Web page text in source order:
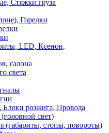
Стяжки груза
Горелки
LED, Ксенон,
салона
света
розжига, Провода
свет)
(габариты, стопы, повороты)